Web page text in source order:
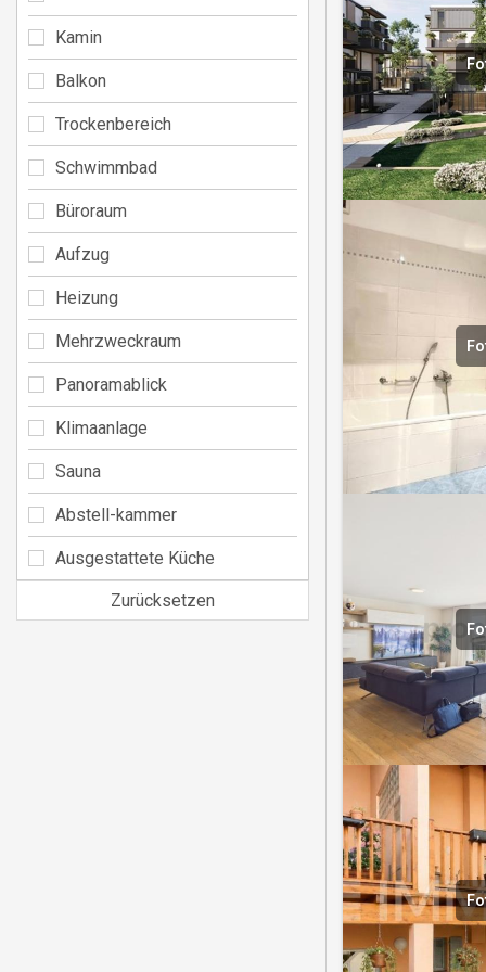
Kamin
Balkon
Trockenbereich
Schwimmbad
Büroraum
Aufzug
Heizung
Mehrzweckraum
Panoramablick
Klimaanlage
Sauna
Abstell-kammer
Ausgestattete Küche
Zurücksetzen